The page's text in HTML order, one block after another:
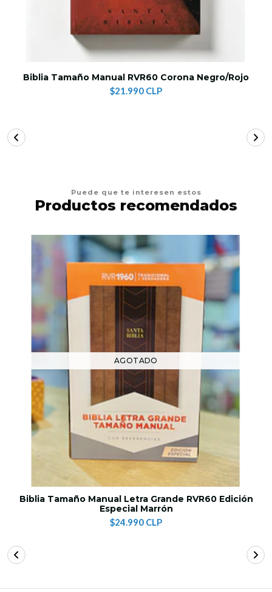
Biblia Tamaño Manual RVR60 Corona Negro/Rojo
$21.990 CLP
Puede que te interesen estos
Productos recomendados
AGOTADO
Biblia Tamaño Manual Letra Grande RVR60 Edición
Especial Marrón
$24.990 CLP